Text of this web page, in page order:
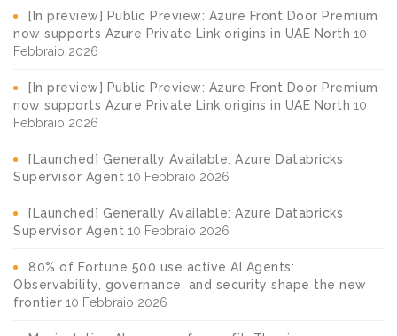
[In preview] Public Preview: Azure Front Door Premium
now supports Azure Private Link origins in UAE North 10
Febbraio 2026
[In preview] Public Preview: Azure Front Door Premium
now supports Azure Private Link origins in UAE North 10
Febbraio 2026
[Launched] Generally Available: Azure Databricks
Supervisor Agent 10 Febbraio 2026
[Launched] Generally Available: Azure Databricks
Supervisor Agent 10 Febbraio 2026
80% of Fortune 500 use active AI Agents:
Observability, governance, and security shape the new
frontier 10 Febbraio 2026